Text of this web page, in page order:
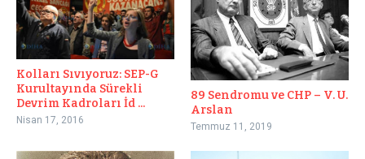
Kolları Sıvıyoruz: SEP-G
Kurultayında Sürekli
Devrim Kadroları İd ...
Nisan 17, 2016
89 Sendromu ve CHP – V. U.
Arslan
Temmuz 11, 2019